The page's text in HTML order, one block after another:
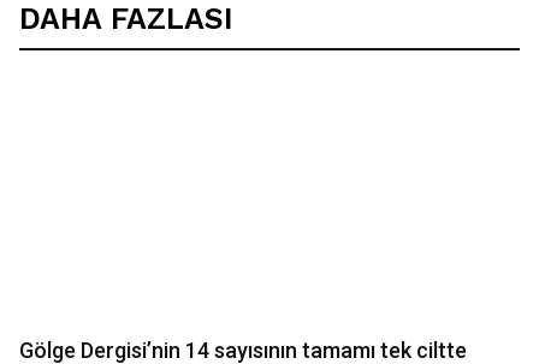
DAHA FAZLASI
Gölge Dergisi’nin 14 sayısının tamamı tek ciltte